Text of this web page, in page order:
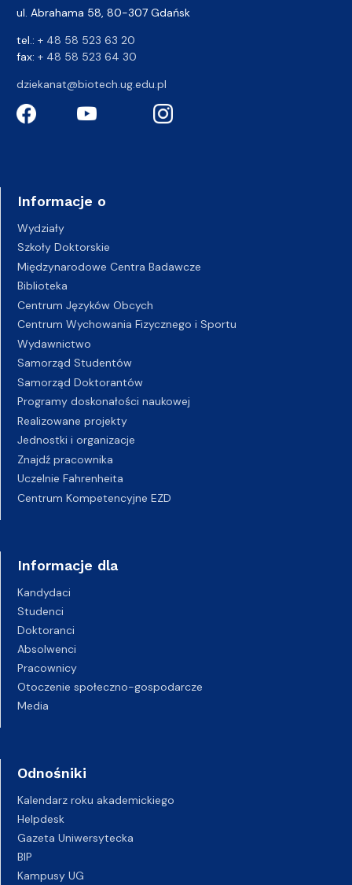
ul. Abrahama 58, 80-307 Gdańsk
tel.: + 48 58 523 63 20
fax: + 48 58 523 64 30
dziekanat@biotech.ug.edu.pl
Informacje o
Wydziały
Szkoły Doktorskie
Międzynarodowe Centra Badawcze
Biblioteka
Centrum Języków Obcych
Centrum Wychowania Fizycznego i Sportu
Wydawnictwo
Samorząd Studentów
Samorząd Doktorantów
Programy doskonałości naukowej
Realizowane projekty
Jednostki i organizacje
Znajdź pracownika
Uczelnie Fahrenheita
Centrum Kompetencyjne EZD
Informacje dla
Kandydaci
Studenci
Doktoranci
Absolwenci
Pracownicy
Otoczenie społeczno-gospodarcze
Media
Odnośniki
Kalendarz roku akademickiego
Helpdesk
Gazeta Uniwersytecka
BIP
Kampusy UG